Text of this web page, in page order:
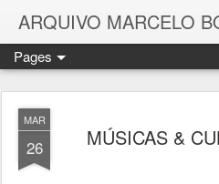
Pages
MAR
26 MÚSICAS &